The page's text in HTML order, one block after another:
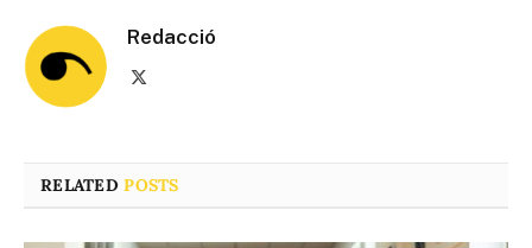
Redacció
RELATEDPOSTS